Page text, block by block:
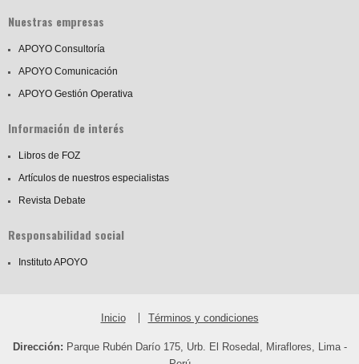
Nuestras empresas
APOYO Consultoría
APOYO Comunicación
APOYO Gestión Operativa
Información de interés
Libros de FOZ
Artículos de nuestros especialistas
Revista Debate
Responsabilidad social
Instituto APOYO
Inicio Términos y condiciones
Dirección: Parque Rubén Darío 175, Urb. El Rosedal, Miraflores, Lima -